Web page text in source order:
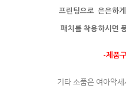
프린팅으로 은은하
패치를 착용하시면
-제품
기타 소품은 여아악